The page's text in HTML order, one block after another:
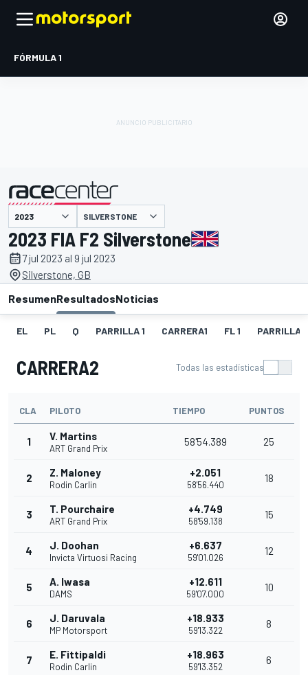
FÓRMULA 1
presentado por SILVERSTONE
2023 FIA F2 Silverstone
7 jul 2023 al 9 jul 2023
Silverstone, GB
ResumenResultadosNoticias
EL PL Q PARRILLA 1 CARRERA1 FL 1 PARRILLA
CARRERA2 Todas las estadísticas
CLA PILOTO TIEMPO PUNTOS
1 V. Martins
ART Grand Prix
58'54.389 25
2 Z. Maloney
Rodin Carlin
+2.051
58'56.440
18
3 T. Pourchaire
ART Grand Prix
+4.749
58'59.138
15
4 J. Doohan
Invicta Virtuosi Racing
+6.637
59'01.026
12
5 A. Iwasa
DAMS
+12.611
59'07.000
10
6 J. Daruvala
MP Motorsport
+18.933
59'13.322
8
7 E. Fittipaldi
Rodin Carlin
+18.963
59'13.352
6